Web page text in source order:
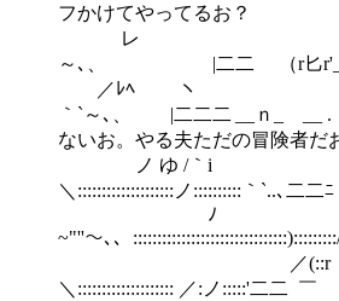
フかけてやってるお？
レ {::{: : : :
～､、 |二二 （r匕r'_
／ﾚﾍ ヽ ｀ ー==
｀`～､、 |二二二 __ｎ_
ないお。やる夫ただの冒険者だ
ノ ゆ /
＼::::::::::::::::::::ノ::::::::::｀`..､二
ﾉ _／￣
~"''～､、
／(::r〈:: :: :: :: ::
＼:::::::::::::::::::: ／:ノ:::::'二二